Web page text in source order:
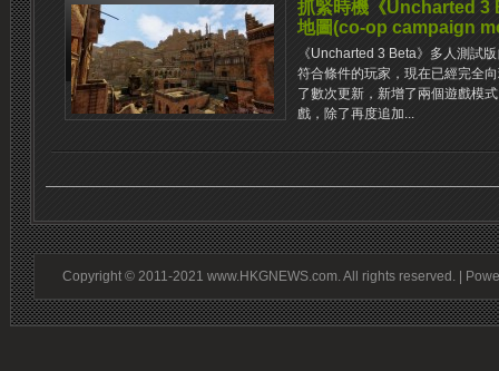
抓緊時機《Uncharted 3
地圖(co-op campaign
《Uncharted 3 Beta》多人測試
符合條件的玩家，現在已經完全
了數次更新，新增了兩個遊戲模
戲，除了再度追加...
Copyright © 2011-2021 www.HKGNEWS.com. All rights reserved. |